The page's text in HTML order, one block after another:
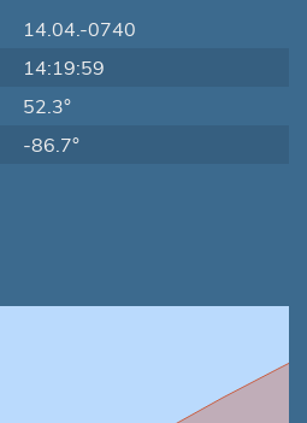
14.04.-0740
14:19:59
52.3°
-86.7°